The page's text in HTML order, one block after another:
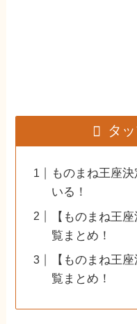
タ
ものまね王座
いる！
【ものまね王
覧まとめ！
【ものまね王
覧まとめ！